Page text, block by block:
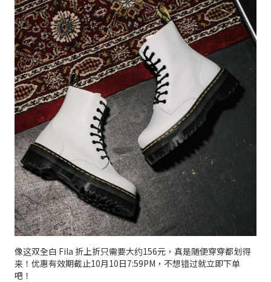
像这双全白 Fila 折上折只需要大约156元，真是随便穿穿都划得
来！优惠有效期截止10月10日7:59PM，不想错过就立即下单
吧！